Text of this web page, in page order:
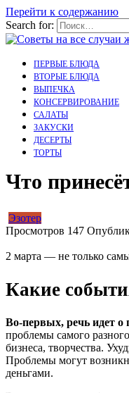
Перейти к содержанию
Search for:
ПЕРВЫЕ БЛЮДА
ВТОРЫЕ БЛЮДА
ВЫПЕЧКА
КОНСЕРВИРОВАНИЕ
САЛАТЫ
ЗАКУСКИ
ДЕСЕРТЫ
ТОРТЫ
Что
Эзотер
Просмотров 147
2 марта — не только
Какие
Во-первых, речь идет
проблемы самого
бизнеса, творчества.
Проблемы могут
деньгами.